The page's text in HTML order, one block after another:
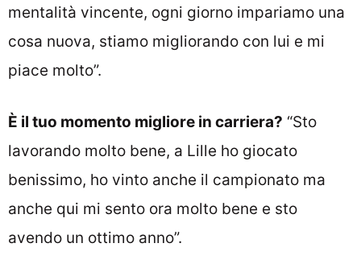
mentalità vincente, ogni giorno impariamo una
cosa nuova, stiamo migliorando con lui e mi
piace molto”.
È il tuo momento migliore in carriera? “Sto
lavorando molto bene, a Lille ho giocato
benissimo, ho vinto anche il campionato ma
anche qui mi sento ora molto bene e sto
avendo un ottimo anno”.